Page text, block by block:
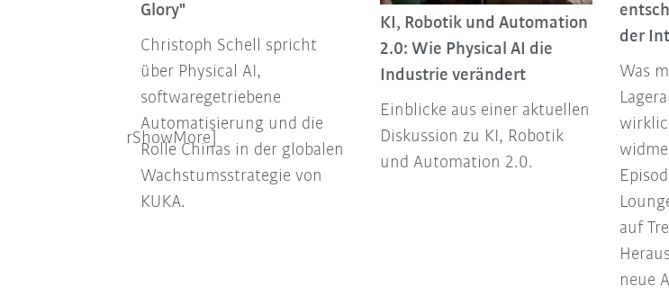
Glory"
Christoph Schell spricht
über Physical AI,
softwaregetriebene
Automatisierung und die
Rolle Chinas in der globalen
Wachstumsstrategie von
KUKA.
KI, Robotik und Automation
2.0: Wie Physical AI die
Industrie verändert
Einblicke aus einer aktuellen
Diskussion zu KI, Robotik
und Automation 2.0.
der
Was
auf
neue